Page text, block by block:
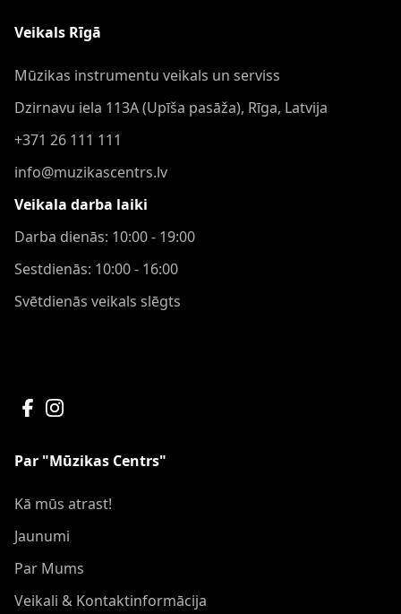
Veikals Rīgā
Mūzikas instrumentu veikals un serviss
Dzirnavu iela 113A (Upīša pasāža), Rīga, Latvija
+371 26 111 111
info@muzikascentrs.lv
Veikala darba laiki
Darba dienās: 10:00 - 19:00
Sestdienās: 10:00 - 16:00
Svētdienās veikals slēgts
Par "Mūzikas Centrs"
Kā mūs atrast!
Jaunumi
Par Mums
Veikali & Kontaktinformācija